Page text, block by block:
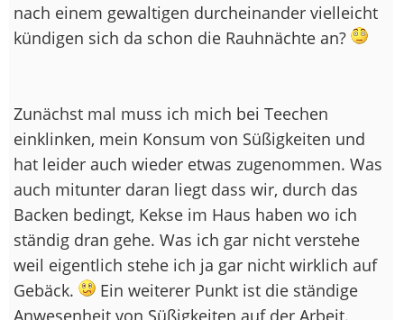
nach einem gewaltigen durcheinander vielleicht
kündigen sich da schon die Rauhnächte an?
Zunächst mal muss ich mich bei Teechen
einklinken, mein Konsum von Süßigkeiten und
hat leider auch wieder etwas zugenommen. Was
auch mitunter daran liegt dass wir, durch das
Backen bedingt, Kekse im Haus haben wo ich
ständig dran gehe. Was ich gar nicht verstehe
weil eigentlich stehe ich ja gar nicht wirklich auf
Gebäck.
Ein weiterer Punkt ist die ständige
Anwesenheit von Süßigkeiten auf der Arbeit.